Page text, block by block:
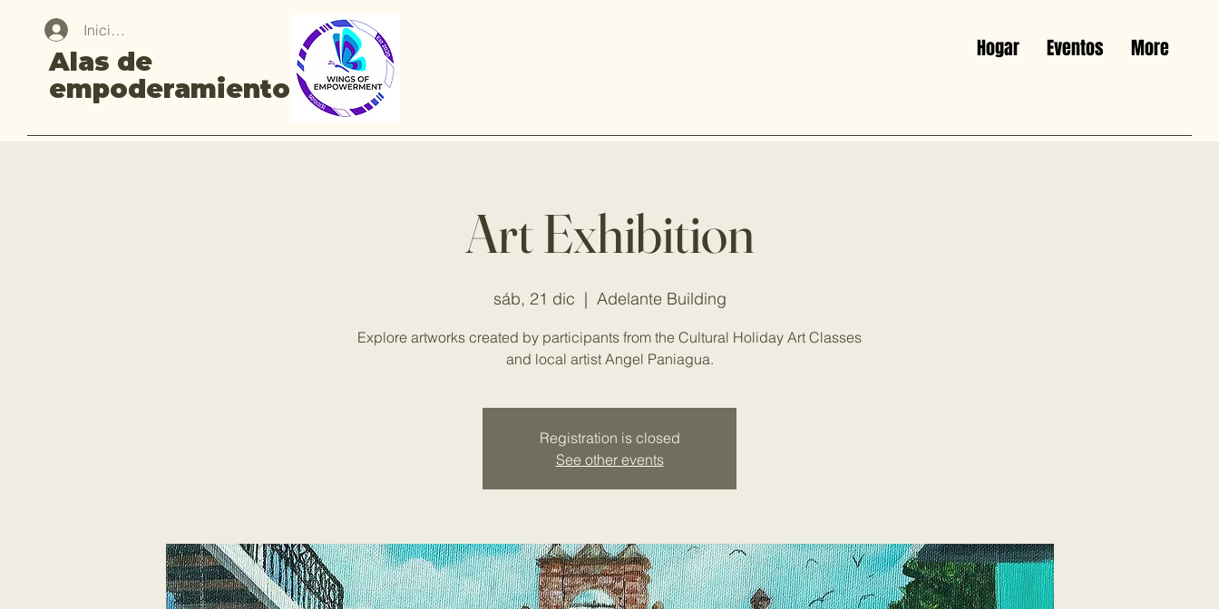
Iniciar sesión
Alas de
empoderamiento
Hogar Eventos More
Art Exhibition
sáb, 21 dic
  |
Adelante Building
Explore artworks created by participants from the Cultural Holiday Art Classes
and local artist Angel Paniagua.
Registration is closed
See other events